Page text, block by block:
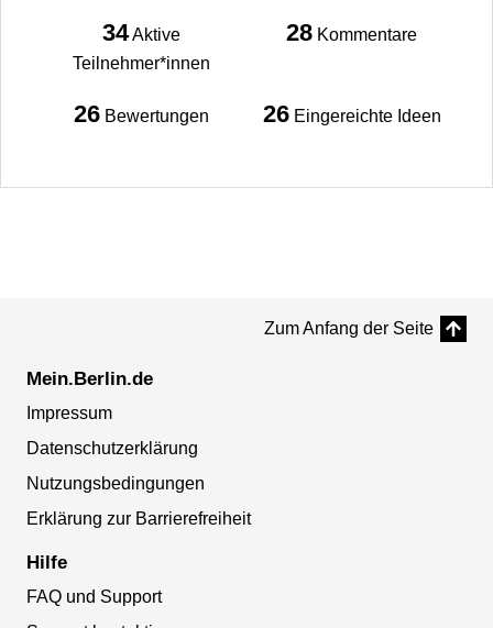
34Aktive
Teilnehmer*innen
28 Kommentare
26 Bewertungen 26 Eingereichte Ideen
Zum Anfang der Seite
Mein.Berlin.de
Impressum
Datenschutzerklärung
Nutzungsbedingungen
Erklärung zur Barrierefreiheit
Hilfe
FAQ und Support